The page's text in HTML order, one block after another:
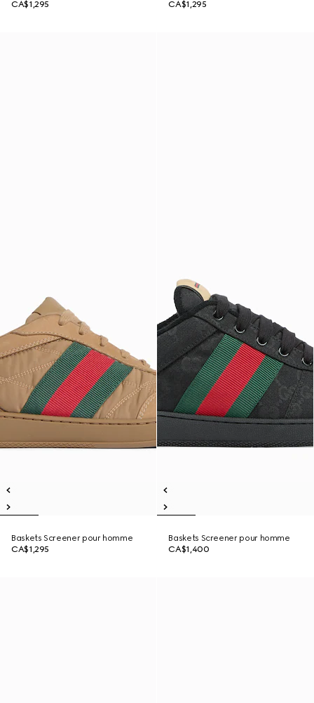
CA$1,295
CA$1,295
Baskets Screener pour homme
CA$1,295
Baskets Screener pour homme
CA$1,400